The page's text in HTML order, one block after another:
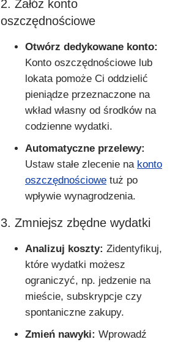
2. Załóż konto
oszczędnościowe
Otwórz dedykowane konto:
Konto oszczędnościowe lub
lokata pomoże Ci oddzielić
pieniądze przeznaczone na
wkład własny od środków na
codzienne wydatki.
Automatyczne przelewy:
Ustaw stałe zlecenie na konto
oszczędnościowe tuż po
wpływie wynagrodzenia.
3. Zmniejsz zbędne wydatki
Analizuj koszty: Zidentyfikuj,
które wydatki możesz
ograniczyć, np. jedzenie na
mieście, subskrypcje czy
spontaniczne zakupy.
Zmień nawyki: Wprowadź